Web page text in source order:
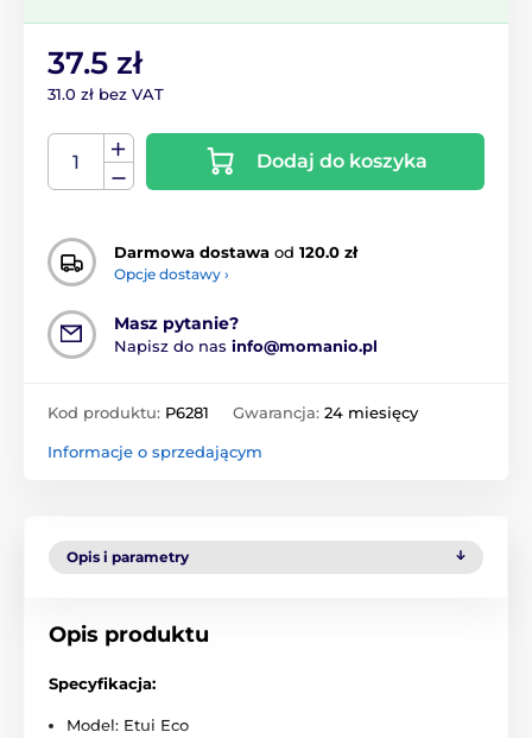
37.5 zł
31.0 zł bez VAT
Dodaj do koszyka
Darmowa dostawa od 120.0 zł
Opcje dostawy ›
Masz pytanie?
Napisz do nas info@momanio.pl
Kod produktu: P6281 Gwarancja: 24 miesięcy
Informacje o sprzedającym
Opis i parametry
Opis produktu
Specyfikacja:
Model: Etui Eco